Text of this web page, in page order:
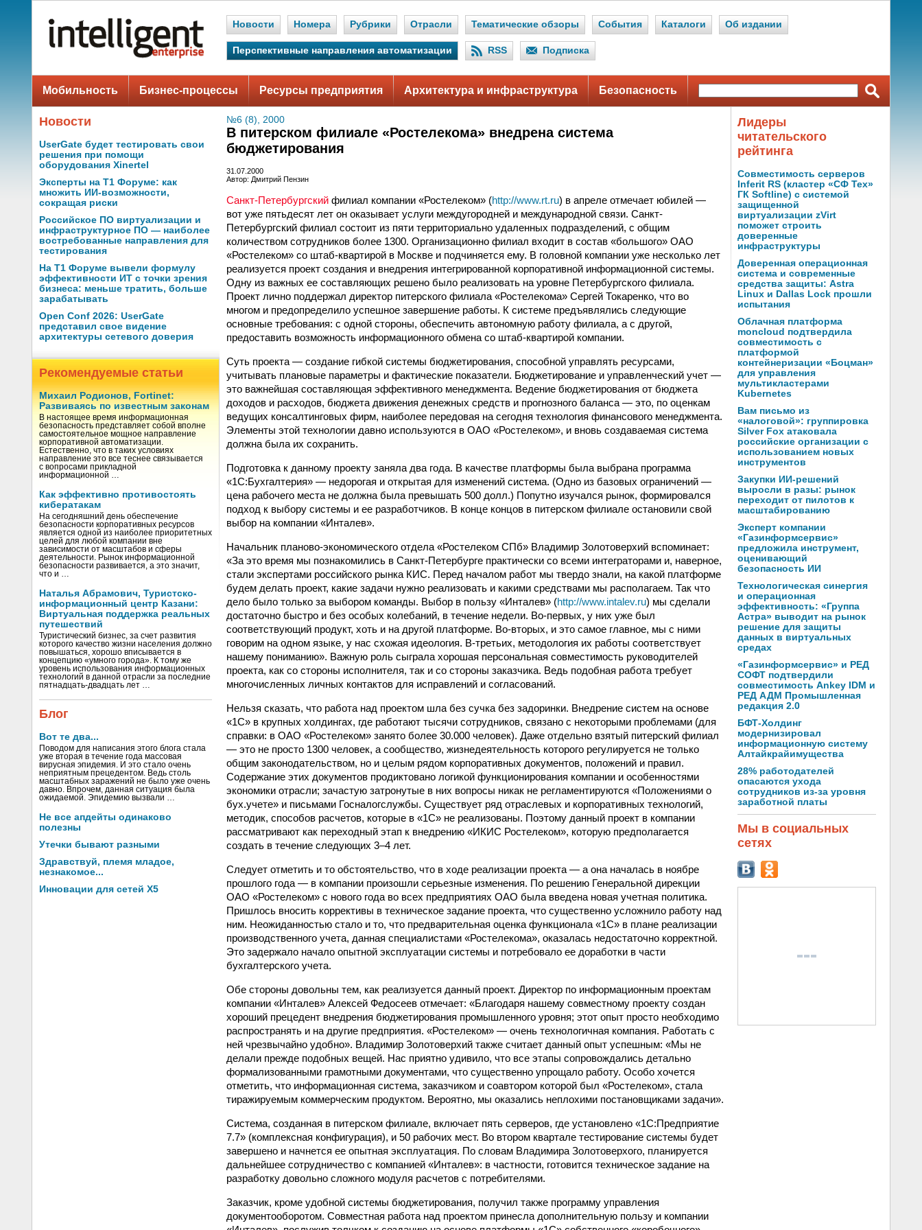
Новости Номера Рубрики Отрасли Тематические обзоры События Каталоги Об издании
Перспективные направления автоматизации RSS Подписка
Мобильность Бизнес-процессы Ресурсы предприятия Архитектура и инфраструктура Безопасность
Новости
UserGate будет тестировать свои
решения при помощи
оборудования Xinertel
Эксперты на Т1 Форуме: как
множить ИИ-возможности,
сокращая риски
Российское ПО виртуализации и
инфраструктурное ПО — наиболее
востребованные направления для
тестирования
На Т1 Форуме вывели формулу
эффективности ИТ с точки зрения
бизнеса: меньше тратить, больше
зарабатывать
Open Conf 2026: UserGate
представил свое видение
архитектуры сетевого доверия
Рекомендуемые статьи
Михаил Родионов, Fortinet:
Развиваясь по известным законам
В настоящее время информационная
безопасность представляет собой вполне
самостоятельное мощное направление
корпоративной автоматизации.
Естественно, что в таких условиях
направление это все теснее связывается
с вопросами прикладной
информационной …
Как эффективно противостоять
кибератакам
На сегодняшний день обеспечение
безопасности корпоративных ресурсов
является одной из наиболее приоритетных
целей для любой компании вне
зависимости от масштабов и сферы
деятельности. Рынок информационной
безопасности развивается, а это значит,
что и …
Наталья Абрамович, Туристско-
информационный центр Казани:
Виртуальная поддержка реальных
путешествий
Туристический бизнес, за счет развития
которого качество жизни населения должно
повышаться, хорошо вписывается в
концепцию «умного города». К тому же
уровень использования информационных
технологий в данной отрасли за последние
пятнадцать-двадцать лет …
Блог
Вот те два...
Поводом для написания этого блога стала
уже вторая в течение года массовая
вирусная эпидемия. И это стало очень
неприятным прецедентом. Ведь столь
масштабных заражений не было уже очень
давно. Впрочем, данная ситуация была
ожидаемой. Эпидемию вызвали …
Не все апдейты одинаково
полезны
Утечки бывают разными
Здравствуй, племя младое,
незнакомое...
Инновации для сетей X5
№6 (8), 2000
В питерском филиале «Ростелекома» внедрена система
бюджетирования
31.07.2000
Автор: Дмитрий Пензин
Санкт-Петербургский филиал компании «Ростелеком» (http://www.rt.ru) в апреле отмечает юбилей —
вот уже пятьдесят лет он оказывает услуги междугородней и международной связи. Санкт-
Петербургский филиал состоит из пяти территориально удаленных подразделений, с общим
количеством сотрудников более 1300. Организационно филиал входит в состав «большого» ОАО
«Ростелеком» со штаб-квартирой в Москве и подчиняется ему. В головной компании уже несколько лет
реализуется проект создания и внедрения интегрированной корпоративной информационной системы.
Одну из важных ее составляющих решено было реализовать на уровне Петербургского филиала.
Проект лично поддержал директор питерского филиала «Ростелекома» Сергей Токаренко, что во
многом и предопределило успешное завершение работы. К системе предъявлялись следующие
основные требования: с одной стороны, обеспечить автономную работу филиала, а с другой,
предоставить возможность информационного обмена со штаб-квартирой компании.
Суть проекта — создание гибкой системы бюджетирования, способной управлять ресурсами,
учитывать плановые параметры и фактические показатели. Бюджетирование и управленческий учет —
это важнейшая составляющая эффективного менеджмента. Ведение бюджетирования от бюджета
доходов и расходов, бюджета движения денежных средств и прогнозного баланса — это, по оценкам
ведущих консалтинговых фирм, наиболее передовая на сегодня технология финансового менеджмента.
Элементы этой технологии давно используются в ОАО «Ростелеком», и вновь создаваемая система
должна была их сохранить.
Подготовка к данному проекту заняла два года. В качестве платформы была выбрана программа
«1С:Бухгалтерия» — недорогая и открытая для изменений система. (Одно из базовых ограничений —
цена рабочего места не должна была превышать 500 долл.) Попутно изучался рынок, формировался
подход к выбору системы и ее разработчиков. В конце концов в питерском филиале остановили свой
выбор на компании «Инталев».
Начальник планово-экономического отдела «Ростелеком СПб» Владимир Золотоверхий вспоминает:
«За это время мы познакомились в Санкт-Петербурге практически со всеми интеграторами и, наверное,
стали экспертами российского рынка КИС. Перед началом работ мы твердо знали, на какой платформе
будем делать проект, какие задачи нужно реализовать и какими средствами мы располагаем. Так что
дело было только за выбором команды. Выбор в пользу «Инталев» (http://www.intalev.ru) мы сделали
достаточно быстро и без особых колебаний, в течение недели. Во-первых, у них уже был
соответствующий продукт, хоть и на другой платформе. Во-вторых, и это самое главное, мы с ними
говорим на одном языке, у нас схожая идеология. В-третьих, методология их работы соответствует
нашему пониманию». Важную роль сыграла хорошая персональная совместимость руководителей
проекта, как со стороны исполнителя, так и со стороны заказчика. Ведь подобная работа требует
многочисленных личных контактов для исправлений и согласований.
Нельзя сказать, что работа над проектом шла без сучка без задоринки. Внедрение систем на основе
«1С» в крупных холдингах, где работают тысячи сотрудников, связано с некоторыми проблемами (для
справки: в ОАО «Ростелеком» занято более 30.000 человек). Даже отдельно взятый питерский филиал
— это не просто 1300 человек, а сообщество, жизнедеятельность которого регулируется не только
общим законодательством, но и целым рядом корпоративных документов, положений и правил.
Содержание этих документов продиктовано логикой функционирования компании и особенностями
экономики отрасли; зачастую затронутые в них вопросы никак не регламентируются «Положениями о
бух.учете» и письмами Госналогслужбы. Существует ряд отраслевых и корпоративных технологий,
методик, способов расчетов, которые в «1С» не реализованы. Поэтому данный проект в компании
рассматривают как переходный этап к внедрению «ИКИС Ростелеком», которую предполагается
создать в течение следующих 3–4 лет.
Следует отметить и то обстоятельство, что в ходе реализации проекта — а она началась в ноябре
прошлого года — в компании произошли серьезные изменения. По решению Генеральной дирекции
ОАО «Ростелеком» с нового года во всех предприятиях ОАО была введена новая учетная политика.
Пришлось вносить коррективы в техническое задание проекта, что существенно усложнило работу над
ним. Неожиданностью стало и то, что предварительная оценка функционала «1С» в плане реализации
производственного учета, данная специалистами «Ростелекома», оказалась недостаточно корректной.
Это задержало начало опытной эксплуатации системы и потребовало ее доработки в части
бухгалтерского учета.
Обе стороны довольны тем, как реализуется данный проект. Директор по информационным проектам
компании «Инталев» Алексей Федосеев отмечает: «Благодаря нашему совместному проекту создан
хороший прецедент внедрения бюджетирования промышленного уровня; этот опыт просто необходимо
распространять и на другие предприятия. «Ростелеком» — очень технологичная компания. Работать с
ней чрезвычайно удобно». Владимир Золотоверхий также считает данный опыт успешным: «Мы не
делали прежде подобных вещей. Нас приятно удивило, что все этапы сопровождались детально
формализованными грамотными документами, что существенно упрощало работу. Особо хочется
отметить, что информационная система, заказчиком и соавтором которой был «Ростелеком», стала
тиражируемым коммерческим продуктом. Вероятно, мы оказались неплохими постановщиками задачи».
Система, созданная в питерском филиале, включает пять серверов, где установлено «1С:Предприятие
7.7» (комплексная конфигурация), и 50 рабочих мест. Во втором квартале тестирование системы будет
завершено и начнется ее опытная эксплуатация. По словам Владимира Золотоверхого, планируется
дальнейшее сотрудничество с компанией «Инталев»: в частности, готовится техническое задание на
разработку довольно сложного модуля расчетов с потребителями.
Заказчик, кроме удобной системы бюджетирования, получил также программу управления
документооборотом. Совместная работа над проектом принесла дополнительную пользу и компании
Лидеры
читательского
рейтинга
Совместимость серверов
Inferit RS (кластер «СФ Тех»
ГК Softline) с системой
защищенной
виртуализации zVirt
поможет строить
доверенные
инфраструктуры
Доверенная операционная
система и современные
средства защиты: Astra
Linux и Dallas Lock прошли
испытания
Облачная платформа
moncloud подтвердила
совместимость с
платформой
контейнеризации «Боцман»
для управления
мультикластерами
Kubernetes
Вам письмо из
«налоговой»: группировка
Silver Fox атаковала
российские организации с
использованием новых
инструментов
Закупки ИИ-решений
выросли в разы: рынок
переходит от пилотов к
масштабированию
Эксперт компании
«Газинформсервис»
предложила инструмент,
оценивающий
безопасность ИИ
Технологическая синергия
и операционная
эффективность: «Группа
Астра» выводит на рынок
решение для защиты
данных в виртуальных
средах
«Газинформсервис» и РЕД
СОФТ подтвердили
совместимость Ankey IDM и
РЕД АДМ Промышленная
редакция 2.0
БФТ-Холдинг
модернизировал
информационную систему
Алтайкрайимущества
28% работодателей
опасаются ухода
сотрудников из-за уровня
заработной платы
Мы в социальных
сетях